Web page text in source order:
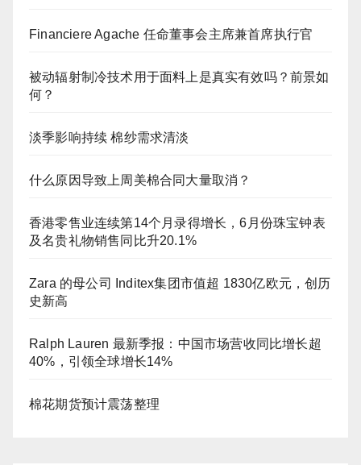
Financiere Agache 任命董事会主席兼首席执行官
被动辐射制冷技术用于面料上是真实有效吗？前景如
何？
淡季影响持续 棉纱需求清淡
什么原因导致上周美棉合同大量取消？
香港零售业连续第14个月录得增长，6月份珠宝钟表
及名贵礼物销售同比升20.1%
Zara 的母公司 Inditex集团市值超 1830亿欧元，创历
史新高
Ralph Lauren 最新季报：中国市场营收同比增长超
40%，引领全球增长14%
棉花期货预计震荡整理